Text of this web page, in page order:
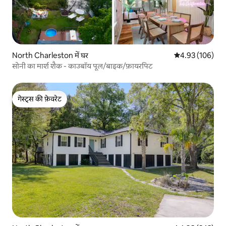
North Charleston में घर औसत रेटिंग 5 में से
4.93 (106)
सोनी का मार्श शैक - काउबॉय पूल/बाइक/फ़ायरपिट
गेस्ट्स की फ़ेवरेट
गेस्ट्स की फ़ेवरेट